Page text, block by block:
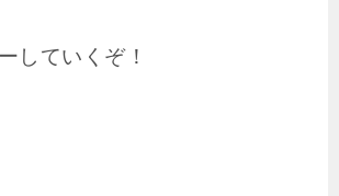
していくぞ！